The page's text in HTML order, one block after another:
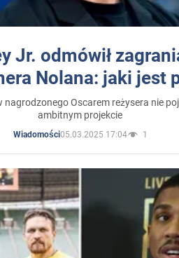
Jr. odmówił
Nolana: jaki jest
Oscarem reżysera nie
ambitnym projekcie
Wiadomości05.03.2025 17:04 1